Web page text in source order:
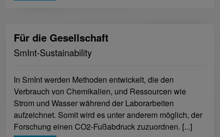
Für die Gesellschaft
SmInt-Sustainability
In SmInt werden Methoden entwickelt, die den
Verbrauch von Chemikalien, und Ressourcen wie
Strom und Wasser während der Laborarbeiten
aufzeichnet. Somit wird es unter anderem möglich, der
Forschung einen CO2-Fußabdruck zuzuordnen. [...]